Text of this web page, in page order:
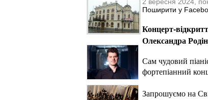
Поширити у
Концерт-
Олександра
Сам чудовий
фортепіанний
Запрошуємо на